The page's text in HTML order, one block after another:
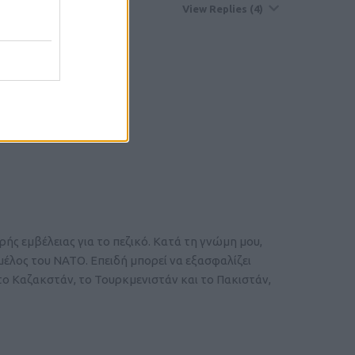
View Replies (4)
εμβέλειας για το πεζικό. Κατά τη γνώμη μου,
του ΝΑΤΟ. Επειδή μπορεί να εξασφαλίζει
Καζακστάν, το Τουρκμενιστάν και το Πακιστάν,